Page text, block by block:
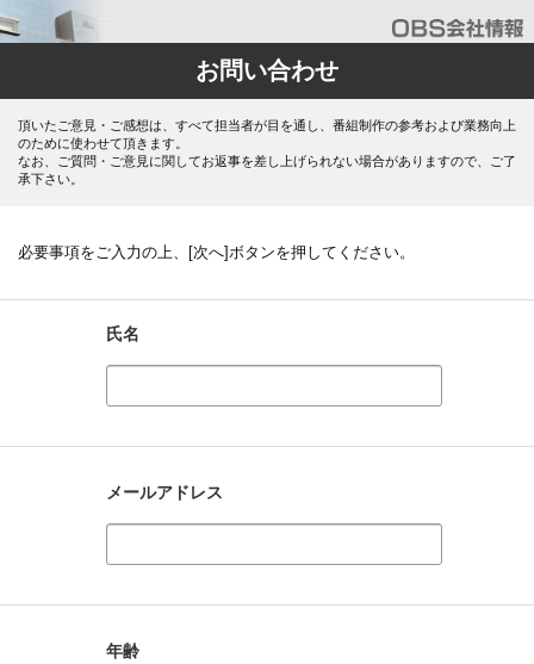
お問い合わせ
頂いたご意見・ご感想は、すべて担当者が目を通し、番組制作の参考および業務向上
のために使わせて頂きます。
なお、ご質問・ご意見に関してお返事を差し上げられない場合がありますので、ご了
承下さい。
必要事項をご入力の上、[次へ]ボタンを押してください。
氏名
メールアドレス
年齢